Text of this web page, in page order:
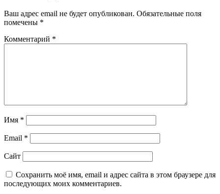
Ваш адрес email не будет опубликован. Обязательные поля
помечены *
Комментарий *
Имя *
Email *
Сайт
Сохранить моё имя, email и адрес сайта в этом браузере для
последующих моих комментариев.